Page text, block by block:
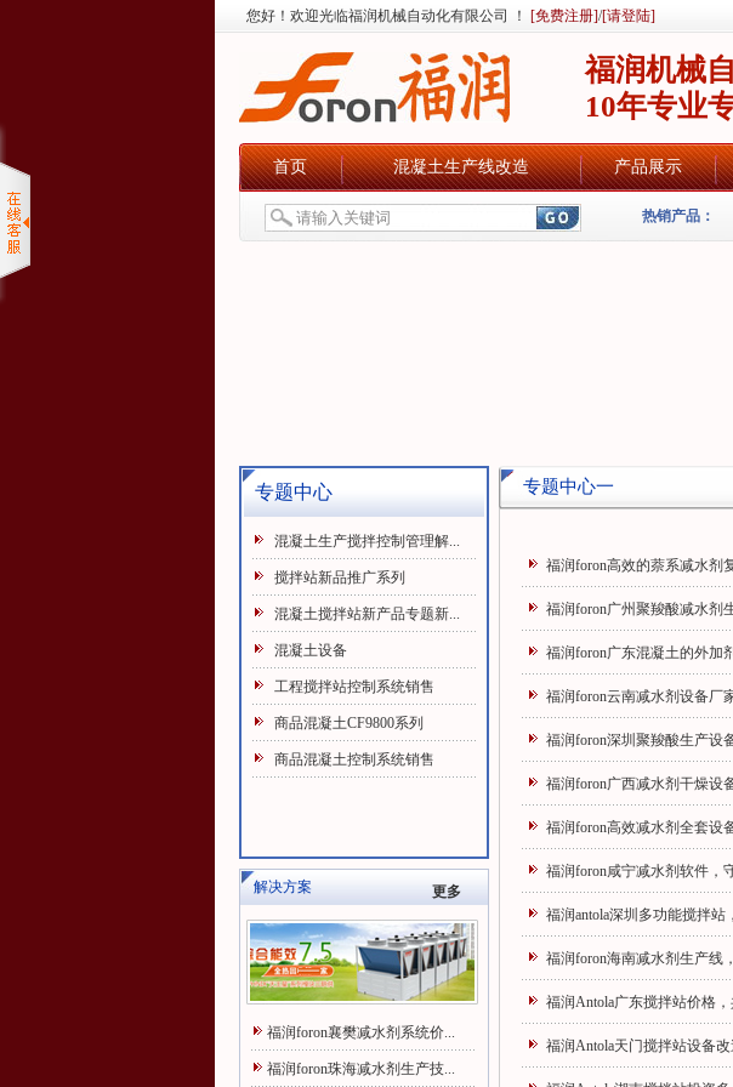
您好！欢迎光临福润机械自动化有限公司 ！ [免费注册]/[请登陆]
福润机械
10年专业
首页 混凝土生产线改造 产品展示
热销产品：
专题中心
混凝土生产搅拌控制管理解...
搅拌站新品推广系列
混凝土搅拌站新产品专题新...
混凝土设备
工程搅拌站控制系统销售
商品混凝土CF9800系列
商品混凝土控制系统销售
解决方案 更多
福润foron襄樊减水剂系统价...
福润foron珠海减水剂生产技...
专题中心一
福润foron高效的萘系减水剂
福润foron广州聚羧酸减水剂
福润foron广东混凝土的外加
福润foron云南减水剂设备厂
福润foron深圳聚羧酸生产设
福润foron广西减水剂干燥设
福润foron高效减水剂全套设
福润foron咸宁减水剂软件，
福润antola深圳多功能搅拌站
福润foron海南减水剂生产线
福润Antola广东搅拌站价格，
福润Antola天门搅拌站设备